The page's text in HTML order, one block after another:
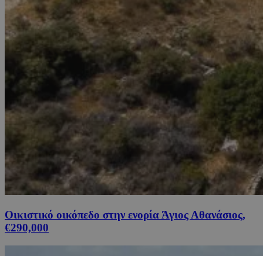
Οικιστικό οικόπεδο στην ενορία Άγιος Αθανάσιος,
€290,000